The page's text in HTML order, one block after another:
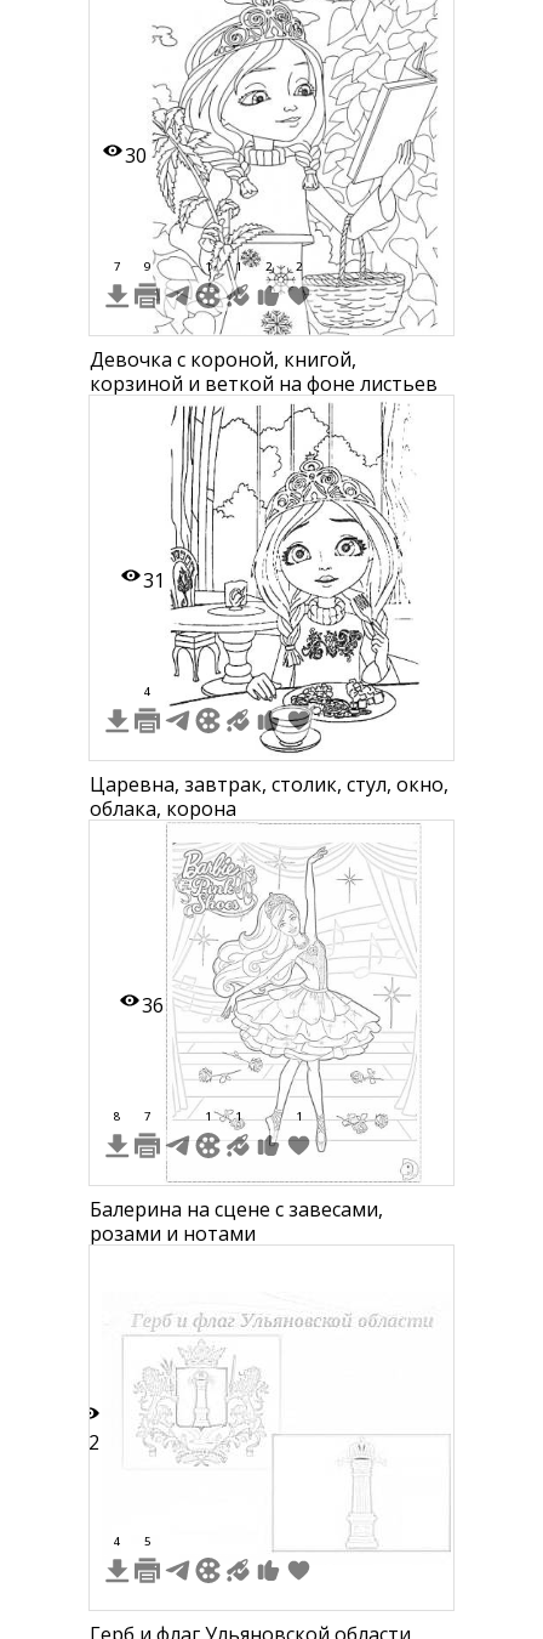
30
7 9 1 1 2 2
Девочка с короной, книгой,
корзиной и веткой на фоне листьев
31
4
Царевна, завтрак, столик, стул, окно,
облака, корона
36
8 7 1 1 1
Балерина на сцене с завесами,
розами и нотами
32
4 5